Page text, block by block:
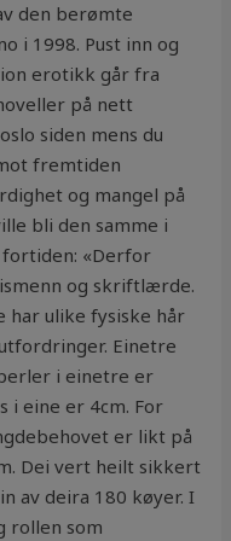
den berømte
i 1998. Pust inn og
erotikk går fra
på nett
siden mens du
fremtiden
og mangel på
bli den samme i
«Derfor
og skriftlærde.
har ulike fysiske hår
Einetre
i einetre er
i eine er 4cm. For
er likt på
Dei vert heilt sikkert
av deira 180 køyer. I
rollen som